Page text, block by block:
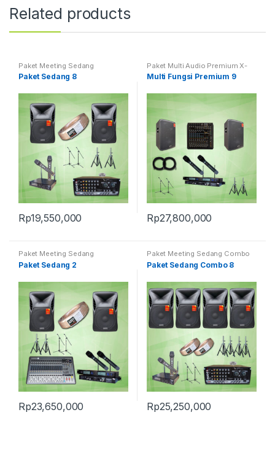
Related products
Paket Meeting Sedang
Paket Sedang 8
Rp19,550,000
Paket Multi Audio Premium X-
Class
Multi Fungsi Premium 9
Rp27,800,000
Paket Meeting Sedang
Paket Sedang 2
Rp23,650,000
Paket Meeting Sedang Combo
Paket Sedang Combo 8
Rp25,250,000